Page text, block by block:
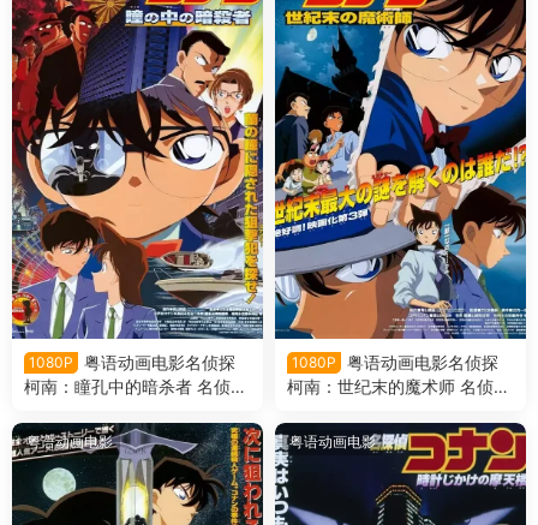
1080P
粤语动画电影名侦探
柯南：瞳孔中的暗杀者 名侦探
杀者粤语版
1080P
粤语动画电影名侦探
柯南：世纪末的魔术师 名侦探
术师粤语版
粤语动画电影 粤语动画电影